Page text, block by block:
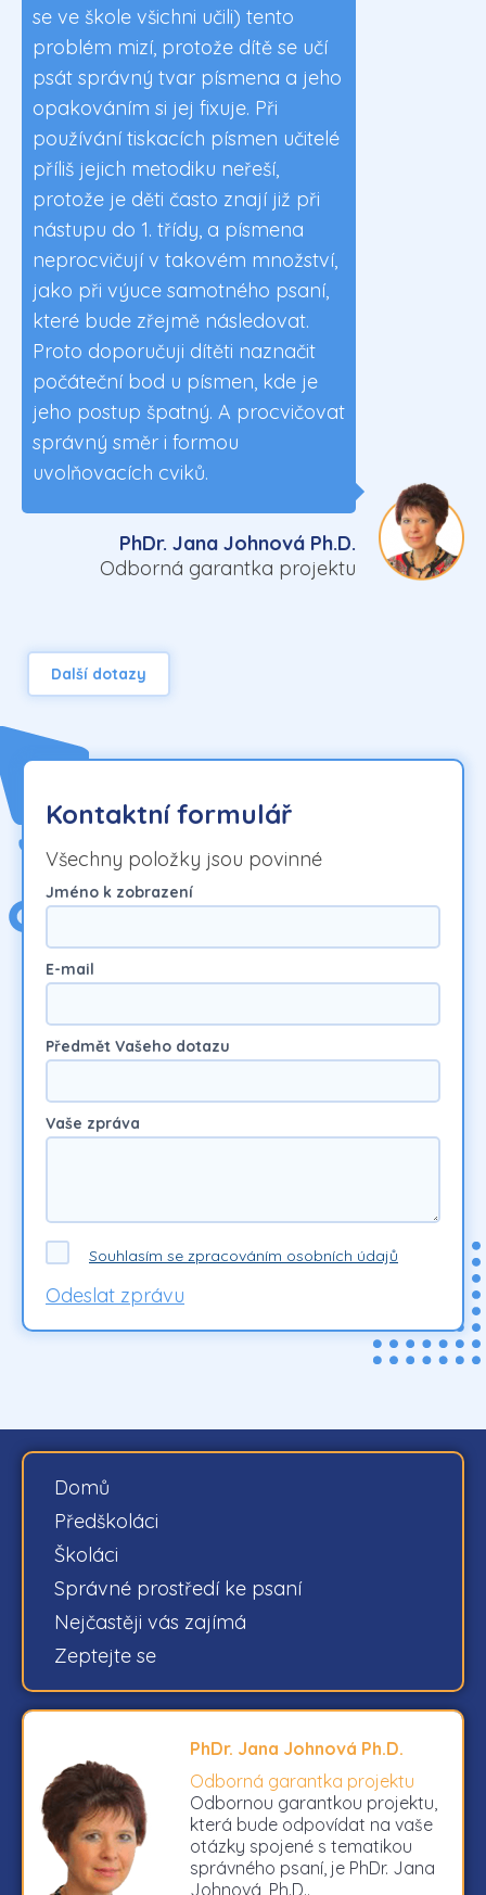
se ve škole všichni učili) tento
problém mizí, protože dítě se učí
psát správný tvar písmena a jeho
opakováním si jej fixuje. Při
používání tiskacích písmen učitelé
příliš jejich metodiku neřeší,
protože je děti často znají již při
nástupu do 1. třídy, a písmena
neprocvičují v takovém množství,
jako při výuce samotného psaní,
které bude zřejmě následovat.
Proto doporučuji dítěti naznačit
počáteční bod u písmen, kde je
jeho postup špatný. A procvičovat
správný směr i formou
uvolňovacích cviků.
PhDr. Jana Johnová Ph.D.
Odborná garantka projektu
Další dotazy
Kontaktní formulář
Všechny položky jsou povinné
Jméno k zobrazení
E-mail
Předmět Vašeho dotazu
Vaše zpráva
Souhlasím se zpracováním osobních údajů
Odeslat zprávu
Domů
Předškoláci
Školáci
Správné prostředí ke psaní
Nejčastěji vás zajímá
Zeptejte se
PhDr. Jana Johnová Ph.D.
Odborná garantka projektu
Odbornou garantkou projektu,
která bude odpovídat na vaše
otázky spojené s tematikou
správného psaní, je PhDr. Jana
Johnová, Ph.D..